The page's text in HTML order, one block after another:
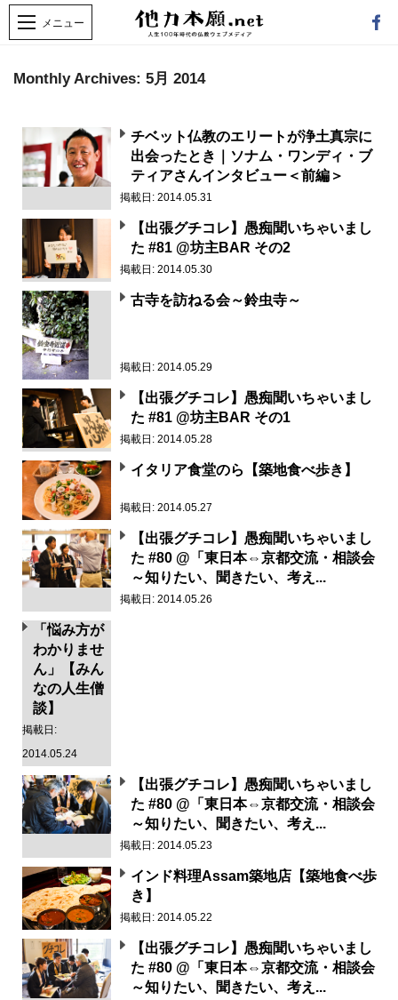
Monthly Archives: 5月 2014
チベット仏教のエリートが浄土真宗に
出会ったとき｜ソナム・ワンディ・ブ
ティアさんインタビュー＜前編＞
掲載日: 2014.05.31
【出張グチコレ】愚痴聞いちゃいまし
た #81 @坊主BAR その2
掲載日: 2014.05.30
古寺を訪ねる会～鈴虫寺～
掲載日: 2014.05.29
【出張グチコレ】愚痴聞いちゃいまし
た #81 @坊主BAR その1
掲載日: 2014.05.28
イタリア食堂のら【築地食べ歩き】
掲載日: 2014.05.27
【出張グチコレ】愚痴聞いちゃいまし
た #80 @「東日本⇔京都交流・相談会
～知りたい、聞きたい、考え...
掲載日: 2014.05.26
「悩み方が
わかりませ
ん」【みん
なの人生僧
談】
掲載日:
2014.05.24
【出張グチコレ】愚痴聞いちゃいまし
た #80 @「東日本⇔京都交流・相談会
～知りたい、聞きたい、考え...
掲載日: 2014.05.23
インド料理Assam築地店【築地食べ歩
き】
掲載日: 2014.05.22
【出張グチコレ】愚痴聞いちゃいまし
た #80 @「東日本⇔京都交流・相談会
～知りたい、聞きたい、考え...